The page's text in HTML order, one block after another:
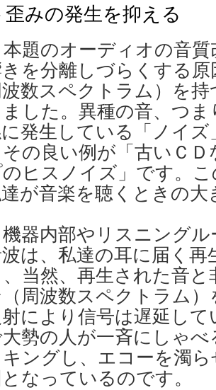
みの発生を抑える
題のオーディオの音
を分離しづらくする
数スペクトラム）を
した。異種の音、つ
発生している「ノイ
の良い例が「古いＣ
ヒスノイズ」です。
が音楽を聴くときの
器内部やリスニング
は、私達の耳に届く
当然、再生された音
周波数スペクトラム
により信号は遅延し
勢の人が一斉にしゃ
ングし、エコーを濁
なっているのです。